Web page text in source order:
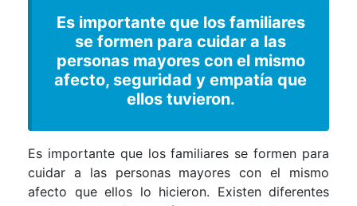
Es importante que los familiares
se formen para cuidar a las
personas mayores con el mismo
afecto, seguridad y empatía que
ellos tuvieron.
Es importante que los familiares se formen para
cuidar a las personas mayores con el mismo
afecto que ellos lo hicieron. Existen diferentes